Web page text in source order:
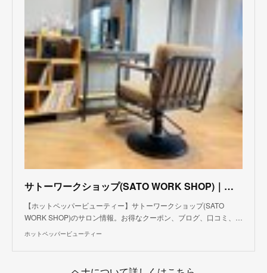
サトーワークショップ(SATO WORK SHOP)｜ホットペッパービューティー
【ホットペッパービューティー】サトーワークショップ(SATO
WORK SHOP)のサロン情報。お得なクーポン、ブログ、口コミ、…
ホットペッパービューティー